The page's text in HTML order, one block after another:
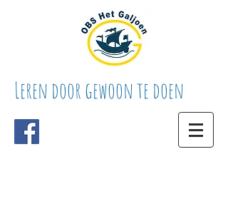
Leren door gewoon te doen